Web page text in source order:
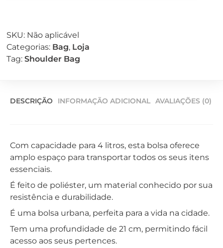
SKU: Não aplicável
Categorias: Bag, Loja
Tag: Shoulder Bag
DESCRIÇÃO INFORMAÇÃO ADICIONAL AVALIAÇÕES (0)
Com capacidade para 4 litros, esta bolsa oferece
amplo espaço para transportar todos os seus itens
essenciais.
É feito de poliéster, um material conhecido por sua
resistência e durabilidade.
É uma bolsa urbana, perfeita para a vida na cidade.
Tem uma profundidade de 21 cm, permitindo fácil
acesso aos seus pertences.